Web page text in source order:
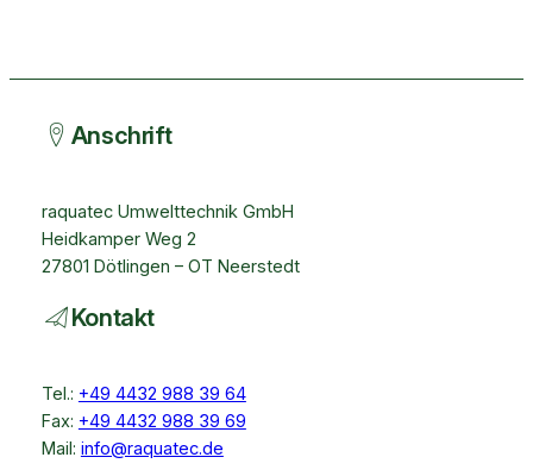
Anschrift
raquatec Umwelttechnik GmbH
Heidkamper Weg 2
27801 Dötlingen – OT Neerstedt
Kontakt
Tel.: +49 4432 988 39 64
Fax: +49 4432 988 39 69
Mail: info@raquatec.de